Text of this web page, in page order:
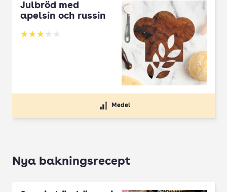
Julbröd med
apelsin och russin
Betyg: 3.2 av 5
Medel
Nya bakningsrecept